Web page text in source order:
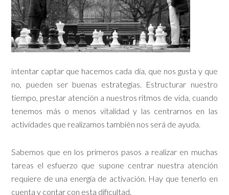
intentar captar que hacemos cada día, que nos gusta y que
no, pueden ser buenas estrategias. Estructurar nuestro
tiempo, prestar atención a nuestros ritmos de vida, cuando
tenemos más o menos vitalidad y las centrarnos en las
actividades que realizamos también nos será de ayuda.
Sabemos que en los primeros pasos a realizar en muchas
tareas el esfuerzo que supone centrar nuestra atención
requiere de una energía de activación. Hay que tenerlo en
cuenta y contar con esta dificultad.